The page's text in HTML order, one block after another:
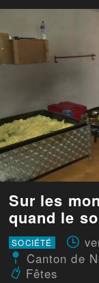
Sur les
quand le
SOCIÉTÉ
Canton de
Fêtes